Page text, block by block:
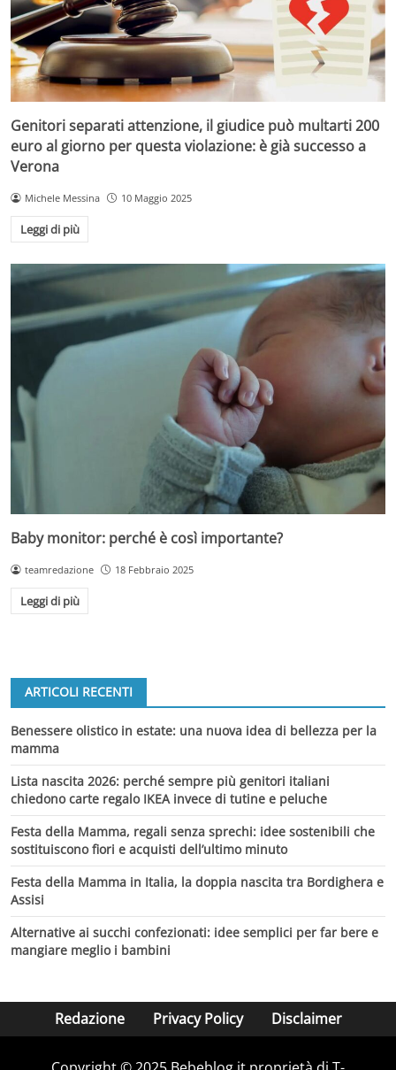
Genitori separati attenzione, il giudice può multarti 200
euro al giorno per questa violazione: è già successo a
Verona
Michele Messina 10 Maggio 2025
Leggi di più
Baby monitor: perché è così importante?
teamredazione 18 Febbraio 2025
Leggi di più
ARTICOLI RECENTI
Benessere olistico in estate: una nuova idea di bellezza per la
mamma
Lista nascita 2026: perché sempre più genitori italiani
chiedono carte regalo IKEA invece di tutine e peluche
Festa della Mamma, regali senza sprechi: idee sostenibili che
sostituiscono fiori e acquisti dell’ultimo minuto
Festa della Mamma in Italia, la doppia nascita tra Bordighera e
Assisi
Alternative ai succhi confezionati: idee semplici per far bere e
mangiare meglio i bambini
Redazione Privacy Policy Disclaimer